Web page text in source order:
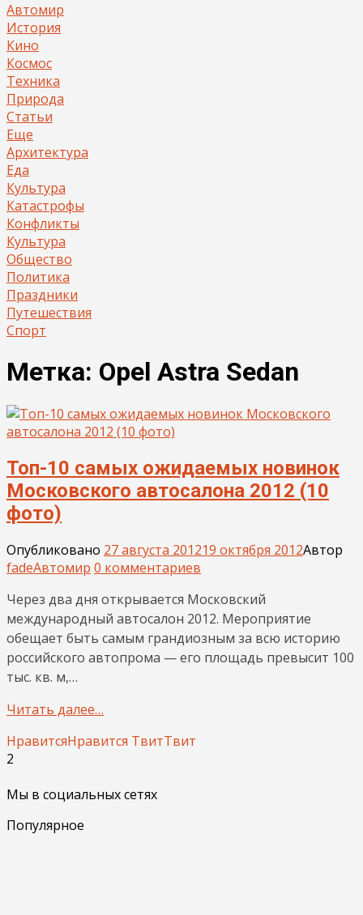
Автомир
История
Кино
Космос
Техника
Природа
Статьи
Еще
Архитектура
Еда
Культура
Катастрофы
Конфликты
Культура
Общество
Политика
Праздники
Путешествия
Спорт
Метка: Opel Astra Sedan
Топ-10 самых ожидаемых новинок
Московского автосалона 2012 (10
фото)
Опубликовано 27 августа 201219 октября 2012Автор
fadeАвтомир 0 комментариев
Через два дня открывается Московский
международный автосалон 2012. Мероприятие
обещает быть самым грандиозным за всю историю
российского автопрома — его площадь превысит 100
тыс. кв. м,…
Читать далее…
НравитсяНравится ТвитТвит
2
Мы в социальных сетях
Популярное